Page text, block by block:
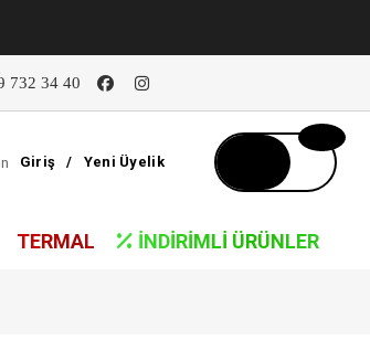
732 34 40
Giriş / Yeni Üyelik
TERMAL İNDIRIMLI ÜRÜNLER